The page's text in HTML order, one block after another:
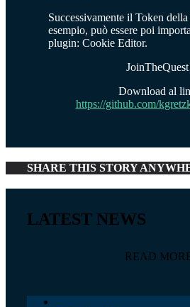
Successivamente il Token della
esempio, può essere poi
plugin: Cookie Editor.
Download al
https://github.com/
SHARE THIS STORY
LATEST NEWS
READ